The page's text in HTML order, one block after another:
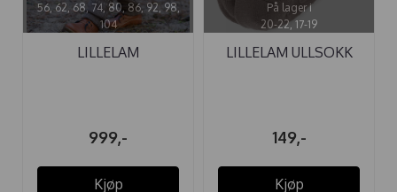
56, 62, 68, 74, 80, 86, 92, 98,
104
LILLELAM
999,-
Kjøp
På lager i
20-22, 17-19
LILLELAM ULLSOKK
149,-
Kjøp